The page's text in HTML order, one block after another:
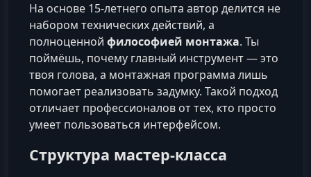
На основе 15-летнего опыта автор делится не
набором технических действий, а
полноценной философией монтажа. Ты
поймёшь, почему главный инструмент — это
твоя голова, а монтажная программа лишь
помогает реализовать задумку. Такой подход
отличает профессионалов от тех, кто просто
умеет пользоваться интерфейсом.
Структура мастер-класса